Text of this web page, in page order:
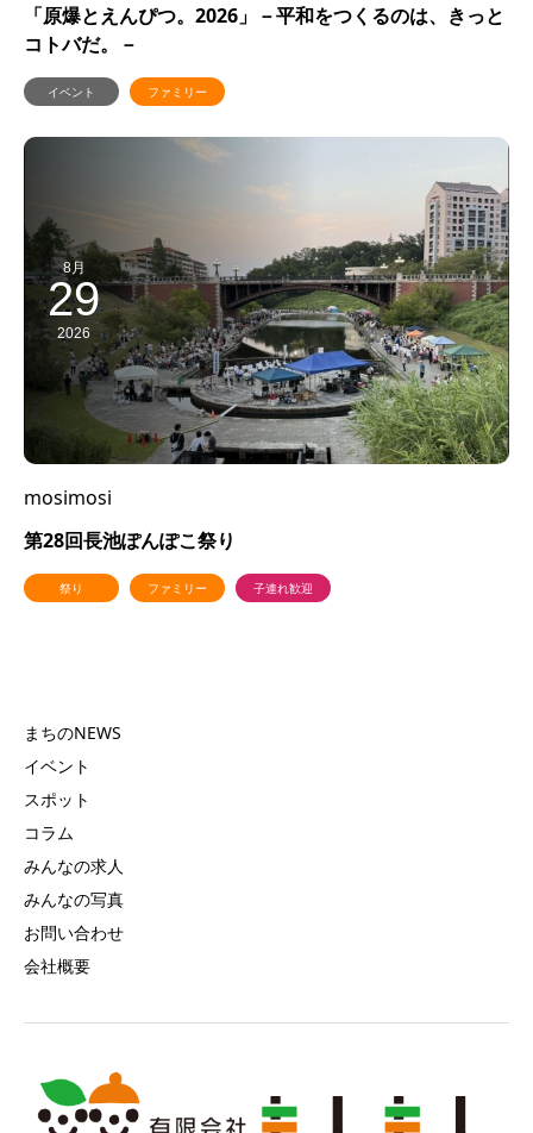
「原爆とえんぴつ。2026」－平和をつくるのは、きっと
コトバだ。－
イベント ファミリー
8月
29
2026
mosimosi
第28回長池ぽんぽこ祭り
祭り ファミリー 子連れ歓迎
まちのNEWS
イベント
スポット
コラム
みんなの求人
みんなの写真
お問い合わせ
会社概要